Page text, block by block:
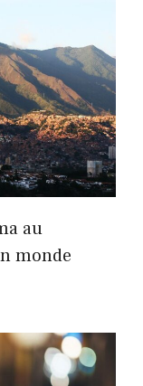
au
monde